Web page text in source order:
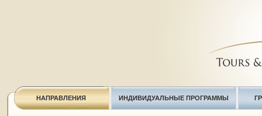
НАПРАВЛЕНИЯ ИНДИВИДУАЛЬНЫЕ ПРОГРАММЫ